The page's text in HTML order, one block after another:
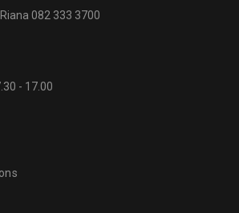
082 333 3700
- 17.00